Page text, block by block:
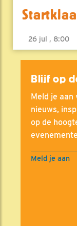
26 jul , 8:00
Blijf op
Meld je aan
nieuws,
op de
Meld je aan